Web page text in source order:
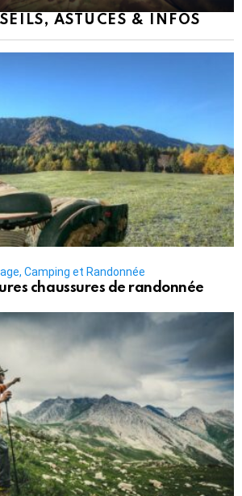
ASTUCES & INFOS
Camping et Randonnée
chaussures de randonnée